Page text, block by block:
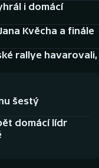
i domácí
Kvěcha a finále
rallye havarovali,
šestý
domácí lídr